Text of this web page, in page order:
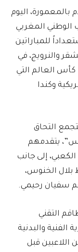
اليوم
الوطني المغربي
للمباراتين
والنرويج، في
كأس العالم التي
وكندا
التحاق
يتقدمهم
إلى جانب
بلال الخنوس،
سفيان رحيمي.
التقني
الفنية والبدنية
اللاعبين قبل